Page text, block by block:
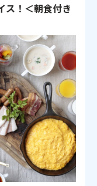
ス！＜朝食付き